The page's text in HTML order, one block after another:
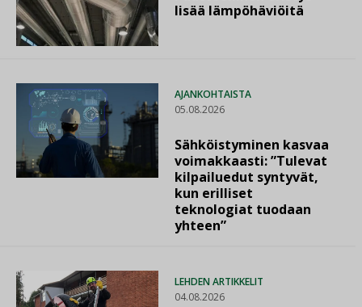
lisää lämpöhäviöitä
AJANKOHTAISTA
05.08.2026
Sähköistyminen kasvaa
voimakkaasti: ”Tulevat
kilpailuedut syntyvät,
kun erilliset
teknologiat tuodaan
yhteen”
LEHDEN ARTIKKELIT
04.08.2026